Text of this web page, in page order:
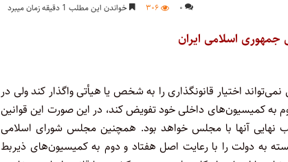
۰ ۳۰۶ خواندن این مطلب 1 دقیقه زمان میبرد
جمهوری اسلامی ایران
اختیار قانونگذاری‏ را به‏ شخص‏ یا هیأتی‏ واگذار کند ولی‏ در
به‏ کمیسیون‏‌های‏ داخلی‏ خود تفویض‏ کند، در این‏ صورت‏ این‏ قوانین‏
آنها با مجلس‏ خواهد بود. همچنین‏ مجلس‏ شورای‏ اسلامی‏
به‏ دولت‏ را با رعایت‏ اصل‏ هفتاد و دوم‏ به‏ کمیسیون‌های‏ ذیربط